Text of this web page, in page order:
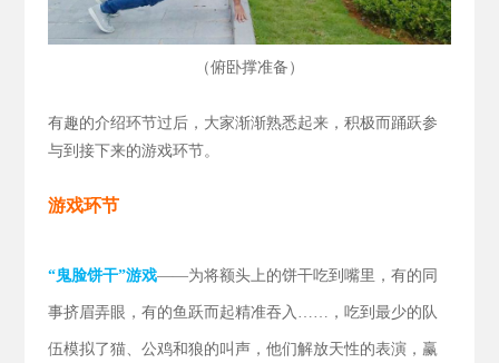
（俯卧撑准备 ）
有趣的介绍环节过后，大家渐渐熟悉起来，积极而踊跃参
与到接下来的游戏环节。
游戏环节
“鬼脸饼干”游戏——为将额头上的饼干吃到嘴里，有的同
事挤眉弄眼，有的鱼跃而起精准吞入……，吃到最少的队
伍模拟了猫、公鸡和狼的叫声，他们解放天性的表演，赢